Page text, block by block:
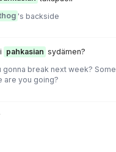
's backside
pahkasian sydämen?
gonna break next week? Some
are you going?